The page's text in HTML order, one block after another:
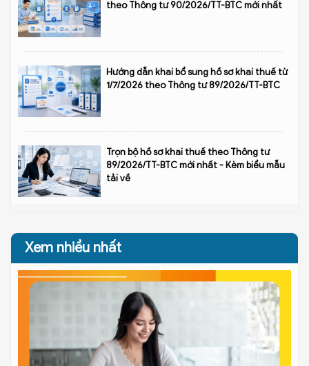
theo Thông tư 90/2026/TT-BTC mới nhất
Hướng dẫn khai bổ sung hồ sơ khai thuế từ
1/7/2026 theo Thông tư 89/2026/TT-BTC
Trọn bộ hồ sơ khai thuế theo Thông tư
89/2026/TT-BTC mới nhất - Kèm biểu mẫu
tải về
Xem nhiều nhất